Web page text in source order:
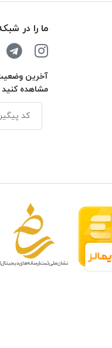
ما را در
آخرین
مشاهده کنید
بسته در ظرفیتهای مختلف